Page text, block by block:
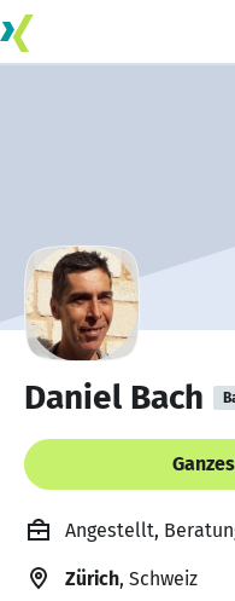
Daniel Bach
Angestellt,
Zürich, Schweiz